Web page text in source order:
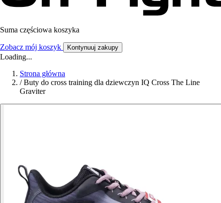
Suma częściowa koszyka
Zobacz mój koszyk Kontynuuj zakupy
Loading...
Strona główna
/ Buty do cross training dla dziewczyn IQ Cross The Line
Graviter